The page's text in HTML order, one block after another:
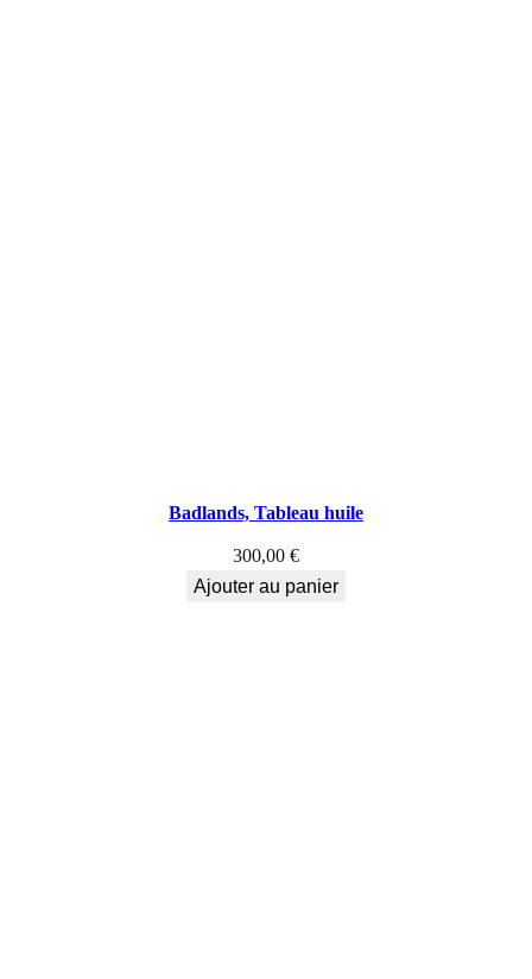
Badlands, Tableau huile
300,00 €
Ajouter au panier